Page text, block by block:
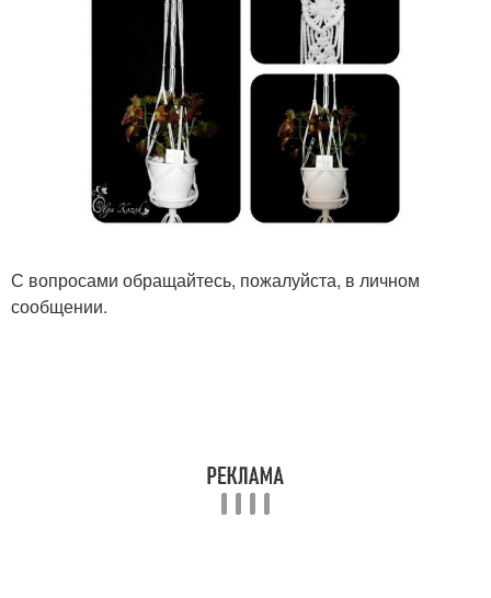
С вопросами обращайтесь, пожалуйста, в личном
сообщении.